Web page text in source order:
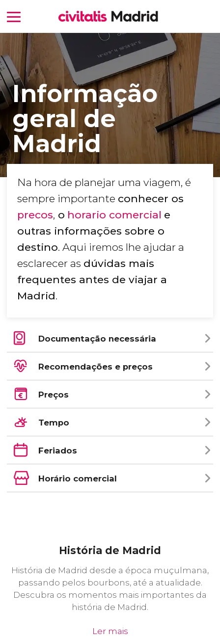
Informação
geral de
Madrid
Na hora de planejar uma viagem, é
sempre importante conhecer os
precos, o horario comercial e
outras informações sobre o
destino. Aqui iremos lhe ajudar a
esclarecer as dúvidas mais
frequentes antes de viajar a
Madrid.
Documentação necessária
Recomendações e preços
Preços
Tempo
Feriados
Horário comercial
História de Madrid
História de Madrid desde a época muçulmana,
passando pelos bourbons, até a atualidade.
Descubra os momentos mais importantes da
história de Madrid.
Ler mais